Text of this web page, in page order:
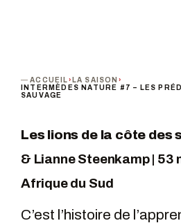
ACCUEIL› LA SAISON ›
INTERMÈDES NATURE #7 – LES
SAUVAGE
Les lions de la côte des
& Lianne Steenkamp | 53
Afrique du Sud
C’est l’histoire de